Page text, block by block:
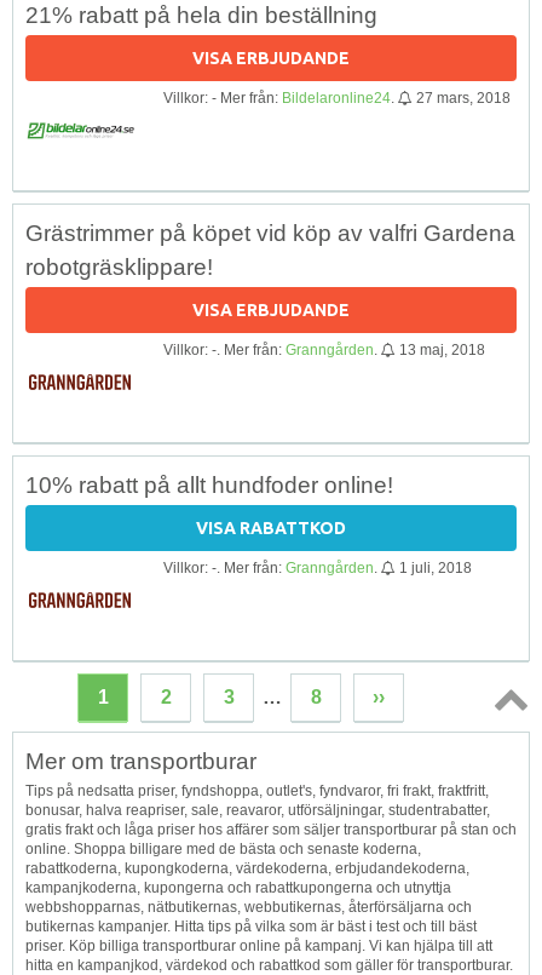
21% rabatt på hela din beställning
VISA ERBJUDANDE
Villkor: - Mer från: Bildelaronline24 27 mars, 2018
Grästrimmer på köpet vid köp av valfri Gardena
robotgräsklippare!
VISA ERBJUDANDE
Villkor: -. Mer från: Granngården 13 maj, 2018
10% rabatt på allt hundfoder online!
VISA RABATTKOD
Villkor: -. Mer från: Granngården 1 juli, 2018
1 2 3 … 8 ››
Topp
Mer om transportburar
Tips på nedsatta priser, fyndshoppa, outlet's, fyndvaror, fri frakt, fraktfritt,
bonusar, halva reapriser, sale, reavaror, utförsäljningar, studentrabatter,
gratis frakt och låga priser hos affärer som säljer transportburar på stan och
online. Shoppa billigare med de bästa och senaste koderna,
rabattkoderna, kupongkoderna, värdekoderna, erbjudandekoderna,
kampanjkoderna, kupongerna och rabattkupongerna och utnyttja
webbshopparnas, nätbutikernas, webbutikernas, återförsäljarna och
butikernas kampanjer. Hitta tips på vilka som är bäst i test och till bäst
priser. Köp billiga transportburar online på kampanj. Vi kan hjälpa till att
hitta en kampanjkod, värdekod och rabattkod som gäller för transportburar.